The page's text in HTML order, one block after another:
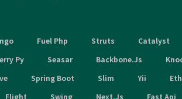
Fuel Php Struts Catalyst
Py Seasar Backbone.Js
Spring Boot Slim Yii
Flight Swing Next.Js Fast Api